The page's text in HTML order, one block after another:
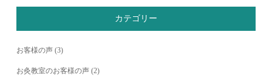
カテゴリー
お客様の声 (3)
お灸教室のお客様の声 (2)